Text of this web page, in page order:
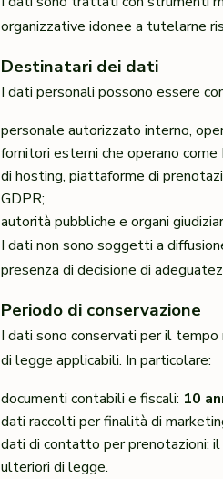
organizzative idonee a tutelarne
Destinatari dei dati
I dati personali possono essere
personale autorizzato interno,
fornitori esterni che operano
di hosting, piattaforme di
GDPR;
autorità pubbliche e organi
I dati non sono soggetti a
presenza di decisione di
Periodo di conservazione
I dati sono conservati per il
di legge applicabili. In particolare:
documenti contabili e fiscali: 10
dati raccolti per finalità di
dati di contatto per prenotazioni:
ulteriori di legge.